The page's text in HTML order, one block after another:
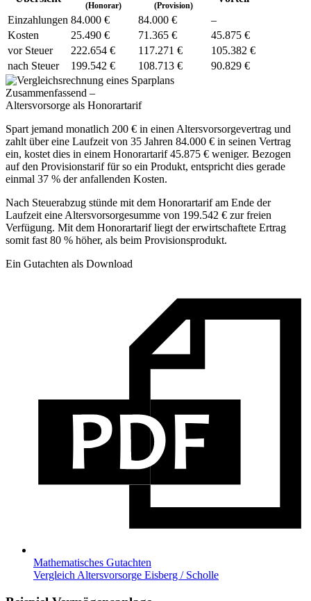
(Honorar) (Provision)
Ein­zah­lungen 84.000 € 84.000 €
–
Kosten
25.490 € 71.365 €
45.875 €
vor Steuer
222.654 € 117.271 €
105.382 €
nach Steuer
199.542 € 108.713 € 90.829 €
Zusammenfassend –
Altersvorsorge als Honorartarif
Spart jemand monatlich 200 € in einen Altersvorsorgevertrag und
zahlt über eine Laufzeit von 35 Jahren 84.000 € in seinen Vertrag
ein, kostet dies in einem Honorartarif 45.875 € weniger. Bezogen
auf den Provisionstarif für so ein Produkt, entspricht dies gerade
einmal 37 % der anfallenden Kosten.
Nach Steuerabzug stünde mit dem Honorartarif am Ende der
Laufzeit eine Altersvorsorgesumme von 199.542 € zur freien
Verfügung. Mit dem Honorartarif liegt der erwirtschaftete Ertrag
somit fast 80 % höher, als beim Provisionsprodukt.
Ein Gutachten als Download
Mathematisches Gutachten
Vergleich Altersvorsorge Eisberg / Scholle